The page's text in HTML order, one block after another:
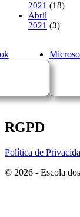
2021 (18)
Abril
2021 (3)
RGPD
Política de
© 2026 - Escola